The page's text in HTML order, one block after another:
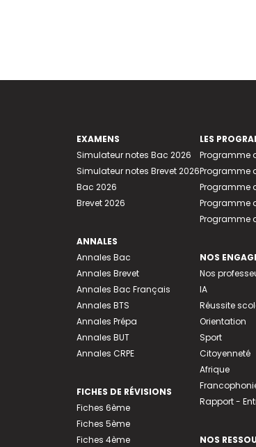
EXAMENS
Simulateur notes Bac 2026
Simulateur notes Brevet 2026
Bac 2026
Brevet 2026
ANNALES
Annales Bac
Annales Brevet
Annales Bac Français
Annales BTS
Annales Prépa
Annales BUT
Annales CRPE
FICHES DE RÉVISIONS
Fiches 6ème
Fiches 5ème
Fiches 4ème
LES
Programme
Programme
Programme
Programme
Programme
NOS
Nos
IA
Réussite
Orientation
Sport
Citoyenneté
Afrique
Rapport -
NOS